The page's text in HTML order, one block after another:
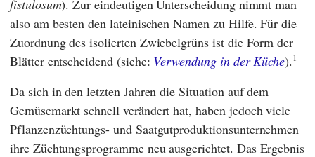
fistulosum). Zur eindeutigen Unterscheidung nimmt man
also am besten den lateinischen Namen zu Hilfe. Für die
Zuordnung des isolierten Zwiebelgrüns ist die Form der
Blätter entscheidend (siehe: Verwendung in der Küche).1
Da sich in den letzten Jahren die Situation auf dem
Gemüsemarkt schnell verändert hat, haben jedoch viele
Pflanzenzüchtungs- und Saatgutproduktionsunternehmen
ihre Züchtungsprogramme neu ausgerichtet. Das Ergebnis